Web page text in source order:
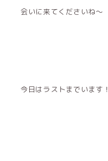
会いに来てくださいね〜
今日はラストまでいます！